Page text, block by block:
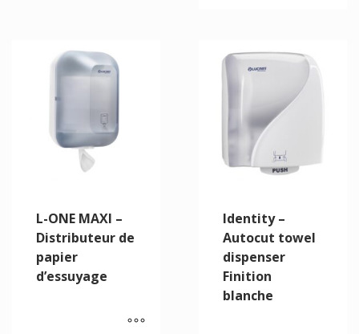
L-ONE MAXI –
Distributeur de
papier
d’essuyage
Identity –
Autocut towel
dispenser
Finition
blanche